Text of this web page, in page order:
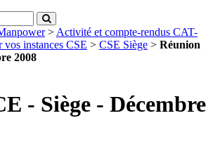
> Activité et compte-rendus CAT-
instances CSE > CSE Siège > Réunion
2008
- Siège - Décembre